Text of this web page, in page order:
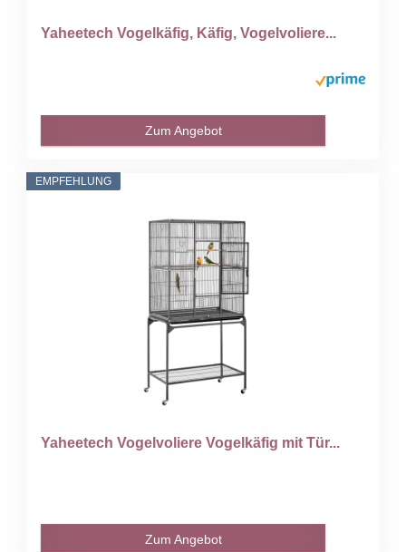
Yaheetech Vogelkäfig, Käfig, Vogelvoliere...
Zum Angebot
EMPFEHLUNG
Yaheetech Vogelvoliere Vogelkäfig mit Tür...
Zum Angebot